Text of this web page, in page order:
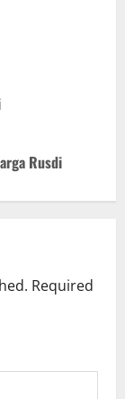
Rusdi
Required